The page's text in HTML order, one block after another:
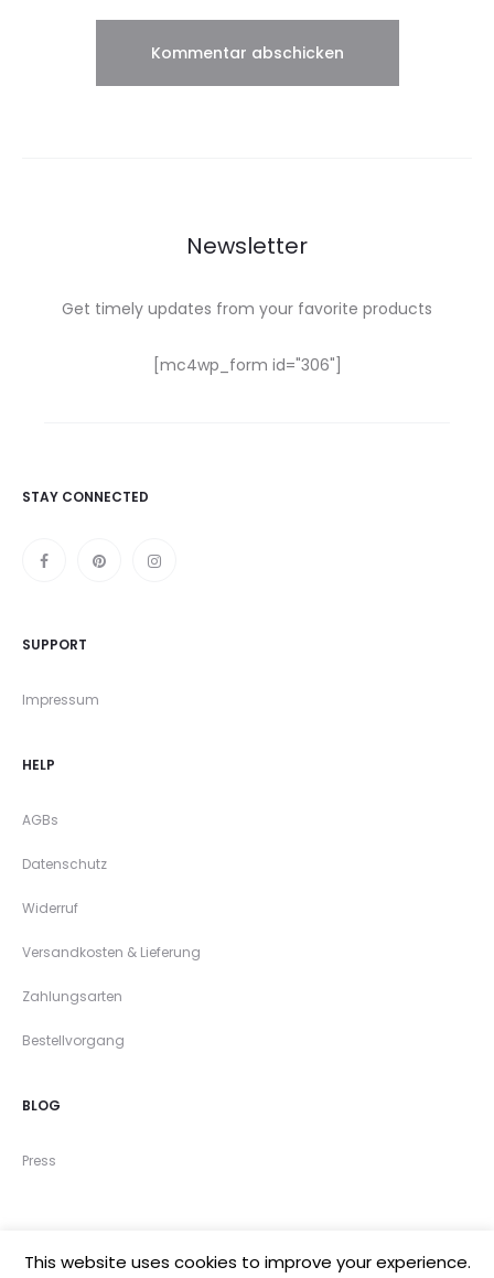
Newsletter
Get timely updates from your favorite products
[mc4wp_form id="306"]
STAY CONNECTED
SUPPORT
Impressum
HELP
AGBs
Datenschutz
Widerruf
Versandkosten & Lieferung
Zahlungsarten
Bestellvorgang
BLOG
Press
This website uses cookies to improve your experience.